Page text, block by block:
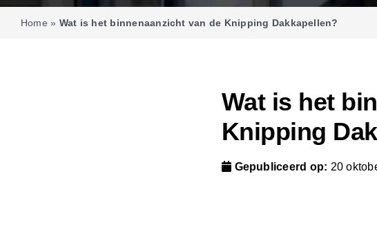
Home » Wat is het binnenaanzicht van de Knipping Dakkapellen?
Wat is het
Knipping
Gepubliceerd op: 20